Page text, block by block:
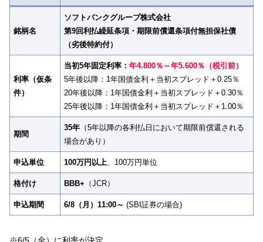
銘柄名
ソフトバンクグループ株式会社
第9回利払繰延条項・期限前償還条項付無担保社債
（劣後特約付）
利率 （仮条
件）
当初5年固定利率：年4.800％～年5.600％（税引前）
5年後以降：1年国債金利＋当初スプレッド＋0.25％
20年後以降：1年国債金利＋当初スプレッド＋0.30％
25年後以降：1年国債金利＋当初スプレッド＋1.00％
期間
35年 （5年以降の各利払日において期限前償還される
場合があり）
申込単位 100万円以上 、100万円単位
格付け BBB+ （JCR）
申込期間 6/8（月）11:00～(SBI証券の場合)